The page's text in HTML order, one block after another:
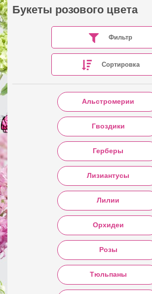
Букеты розового цвета
Фильтр
Сортировка
Альстромерии
Гвоздики
Герберы
Лизиантусы
Лилии
Орхидеи
Розы
Тюльпаны